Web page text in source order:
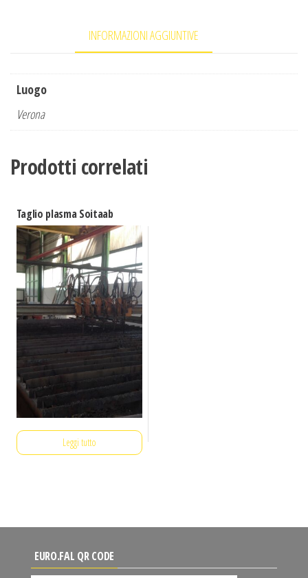
INFORMAZIONI AGGIUNTIVE
Luogo
Verona
Prodotti correlati
Taglio plasma Soitaab
Leggi tutto
EURO.FAL QR CODE